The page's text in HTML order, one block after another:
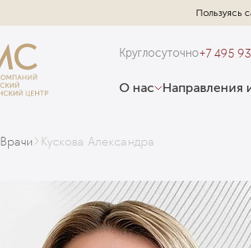
Пользуясь
Круглосуточно+7 495
О нас Направления
Врачи Кускова Александра